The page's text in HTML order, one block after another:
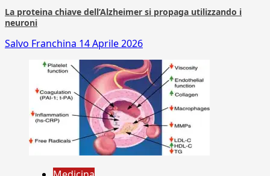
La proteina chiave dell’Alzheimer si propaga utilizzando i
neuroni
Salvo Franchina 14 Aprile 2026